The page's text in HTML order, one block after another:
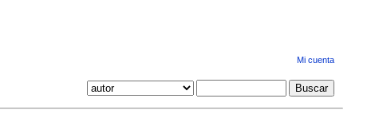
Mi cuenta